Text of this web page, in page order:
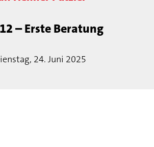
– Erste Beratung
24. Juni 2025